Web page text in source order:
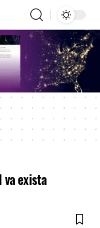
exista